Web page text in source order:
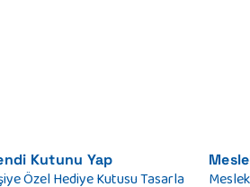
Kutunu Yap
Özel Hediye Kutusu Tasarla